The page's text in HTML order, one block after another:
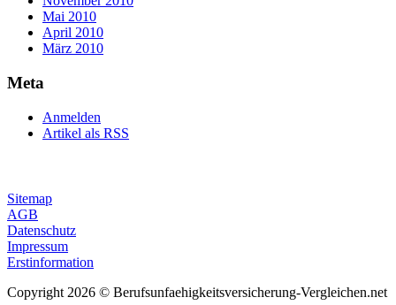
Mai 2010
April 2010
März 2010
Meta
Anmelden
Artikel als RSS
Sitemap
AGB
Datenschutz
Impressum
Erstinformation
Copyright 2026 © Berufsunfaehigkeitsversicherung-Vergleichen.net